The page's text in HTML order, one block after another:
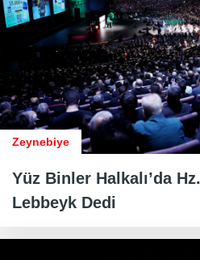
Zeynebiye
Yüz Binler Halkalı’da
Lebbeyk Dedi